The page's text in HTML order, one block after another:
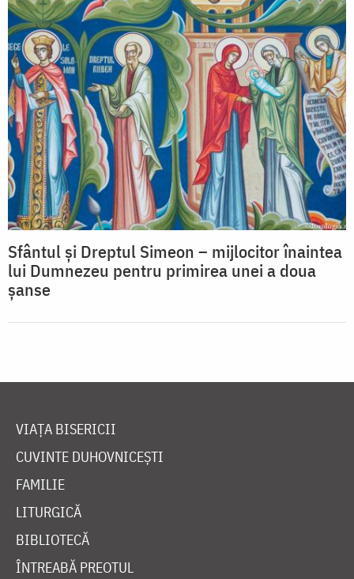
Sfântul și Dreptul Simeon – mijlocitor înaintea
lui Dumnezeu pentru primirea unei a doua
șanse
VIAȚA BISERICII
CUVINTE DUHOVNICEȘTI
FAMILIE
LITURGICĂ
BIBLIOTECĂ
ÎNTREABĂ PREOTUL